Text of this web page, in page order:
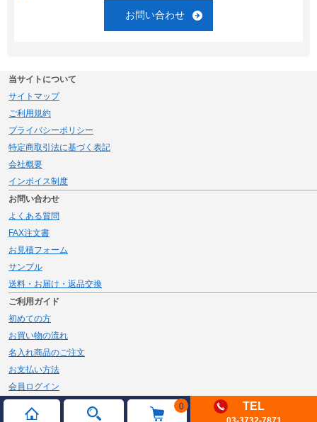
0 TEL
お問い合わせ
当サイトについて
サイトマップ
ご利用規約
プライバシーポリシー
特定商取引法に基づく表記
会社概要
インボイス制度
お問い合わせ
よくある質問
FAX注文書
お見積フォーム
サンプル
送料・お届け・返品交換
ご利用ガイド
初めての方
お買い物の流れ
名入れ商品のご注文
お支払い方法
会員ログイン
メルマガ登録